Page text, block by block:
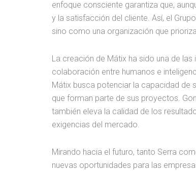
enfoque consciente garantiza que,
y la satisfacción del cliente. Así, el
sino como una organización que
La creación de Mátix ha sido una de
colaboración entre humanos e
Mátix busca potenciar la capacidad de
que forman parte de sus proyectos.
también eleva la calidad de los
exigencias del mercado.
Mirando hacia el futuro, tanto Serra
nuevas oportunidades para las